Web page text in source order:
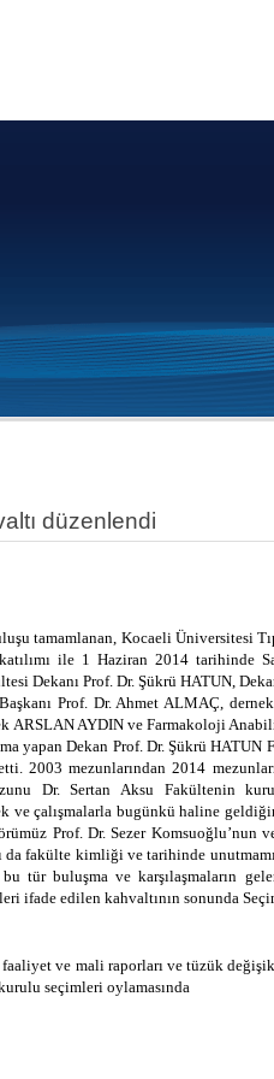
düzenlendi
tamamlanan, Kocaeli Üniversitesi
ile 1 Haziran 2014 tarihinde
Dekanı Prof. Dr. Şükrü HATUN,
Prof. Dr. Ahmet ALMAÇ,
ARSLAN AYDIN ve Farmakoloji
yapan Dekan Prof. Dr. Şükrü
2003 mezunlarından 2014
Dr. Sertan Aksu Fakültenin
ve çalışmalarla bugünkü haline
Prof. Dr. Sezer
da fakülte kimliği ve tarihinde
tür buluşma ve karşılaşmaların
ifade edilen kahvaltının sonunda
faaliyet ve mali raporları ve tüzük
seçimleri oylamasında